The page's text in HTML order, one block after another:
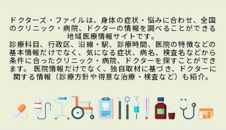
ドクターズ・ファイルは、身体の症状・悩みに合わせ、全国
のクリニック・病院、ドクターの情報を調べることができる
地域医療情報サイトです。
診療科目、行政区、沿線・駅、診療時間、医院の特徴などの
基本情報だけでなく、気になる症状、病名、検査名などから
条件に合ったクリニック・病院、ドクターを探すことができ
ます。 医院情報だけでなく、独自取材に基づき、ドクターに
関する情報（診療方針や得意な治療・検査など）も紹介。